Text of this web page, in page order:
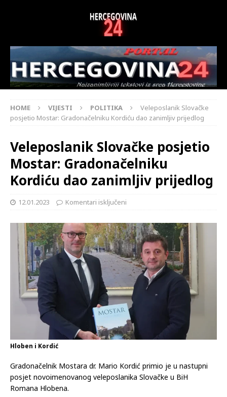
HOME VIJESTI POLITIKA
Veleposlanik Slovačke
posjetio Mostar: Gradonačelniku Kordiću dao zanimljiv prijedlog
Veleposlanik Slovačke posjetio
Mostar: Gradonačelniku
Kordiću dao zanimljiv prijedlog
12.01.2023 Komentari isključeni
Hloben i Kordić
Gradonačelnik Mostara dr. Mario Kordić primio je u nastupni
posjet novoimenovanog veleposlanika Slovačke u BiH
Romana Hlobena.